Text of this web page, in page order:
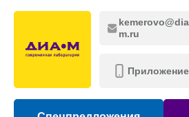
m.ru
Приложение